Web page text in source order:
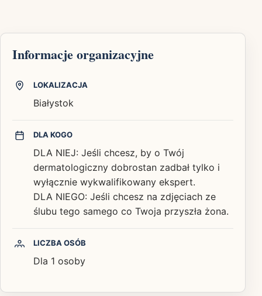
Informacje organizacyjne
LOKALIZACJA
Białystok
DLA KOGO
DLA NIEJ: Jeśli chcesz, by o Twój
dermatologiczny dobrostan zadbał tylko i
wyłącznie wykwalifikowany ekspert.
DLA NIEGO: Jeśli chcesz na zdjęciach ze
ślubu tego samego co Twoja przyszła żona.
LICZBA OSÓB
Dla 1 osoby